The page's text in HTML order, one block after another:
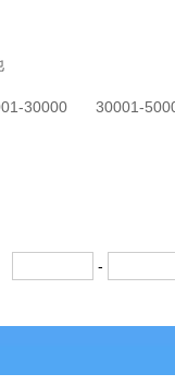
30000 30001-
-